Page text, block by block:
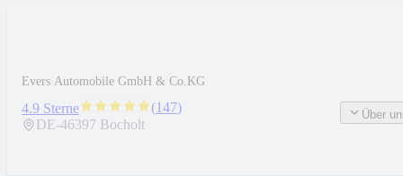
Evers Automobile GmbH & Co.KG
4.9 Sterne (147)
DE-46397 Bocholt
Über